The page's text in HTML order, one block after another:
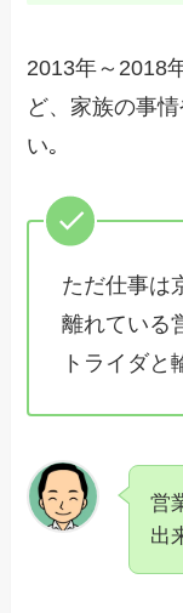
2013年～2018
ど、家族の事
い｡
ただ仕事は
離れている
トライダと
営
出